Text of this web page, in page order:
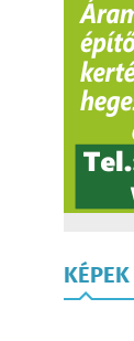
KÉPEK